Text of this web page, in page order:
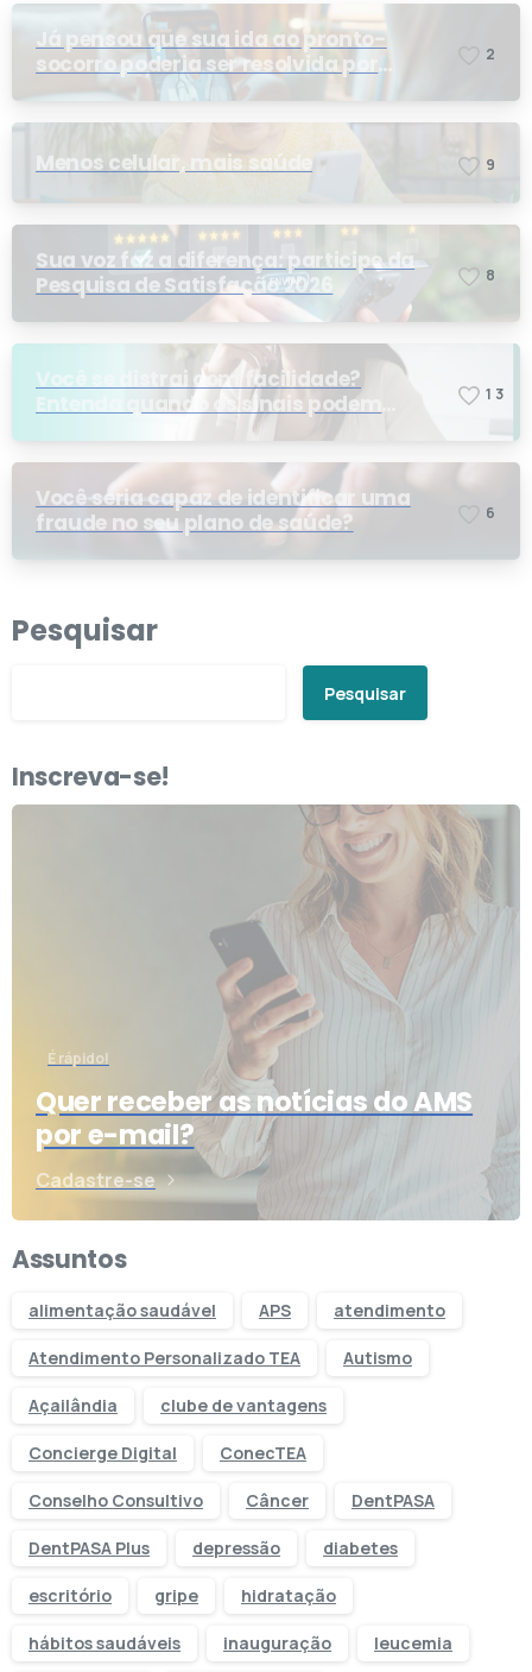
Já pensou que sua ida ao pronto-
socorro poderia ser resolvida por
telemedicina?
2
Menos celular, mais saúde 9
Sua voz faz a diferença: participe da
Pesquisa de Satisfação 2026
8
Você se distrai com facilidade?
Entenda quando os sinais podem
1 3
Você seria capaz de identificar uma
fraude no seu plano de saúde?
6
Pesquisar
Pesquisar
Inscreva-se!
É rápido!
Quer receber as notícias do AMS
por e-mail?
Cadastre-se
Assuntos
alimentação saudável APS atendimento
Atendimento Personalizado TEA Autismo
Açailândia clube de vantagens
Concierge Digital ConecTEA
Conselho Consultivo Câncer DentPASA
DentPASA Plus depressão diabetes
escritório gripe hidratação
hábitos saudáveis inauguração leucemia